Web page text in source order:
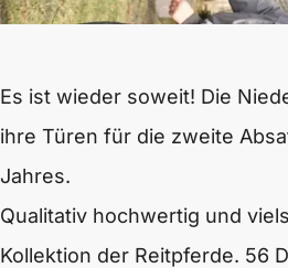
Es ist wieder soweit! Die
ihre Türen für die zweite
Jahres.
Qualitativ hochwertig und
Kollektion der Reitpferde. 56